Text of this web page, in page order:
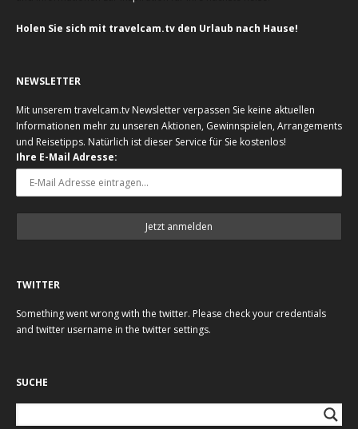
Holen Sie sich mit travelcam.tv den Urlaub nach Hause!
NEWSLETTER
Mit unserem travelcam.tv Newsletter verpassen Sie keine aktuellen
Informationen mehr zu unseren Aktionen, Gewinnspielen, Arrangements
und Reisetipps. Natürlich ist dieser Service für Sie kostenlos!
Ihre E-Mail Adresse:
TWITTER
Something went wrong with the twitter. Please check your credentials
and twitter username in the twitter settings.
SUCHE